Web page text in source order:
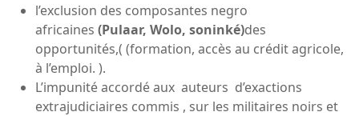
l’exclusion des composantes negro
africaines (Pulaar, Wolo, soninké)des
opportunités,( (formation, accès au crédit agricole,
à l’emploi. ).
L’impunité accordé aux auteurs d’exactions
extrajudiciaires commis , sur les militaires noirs et